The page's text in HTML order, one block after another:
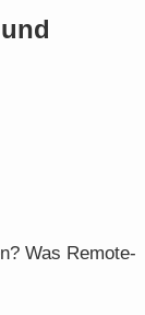
Was Remote-